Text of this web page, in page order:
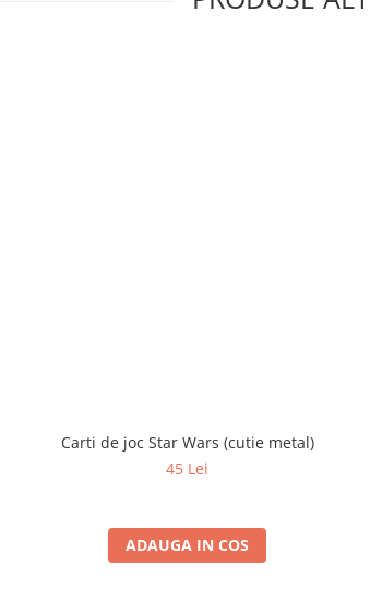
Carti de joc Star Wars (cutie metal)
45 Lei
ADAUGA IN COS